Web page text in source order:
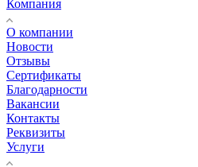
Компания
О компании
Новости
Отзывы
Сертификаты
Благодарности
Вакансии
Контакты
Реквизиты
Услуги